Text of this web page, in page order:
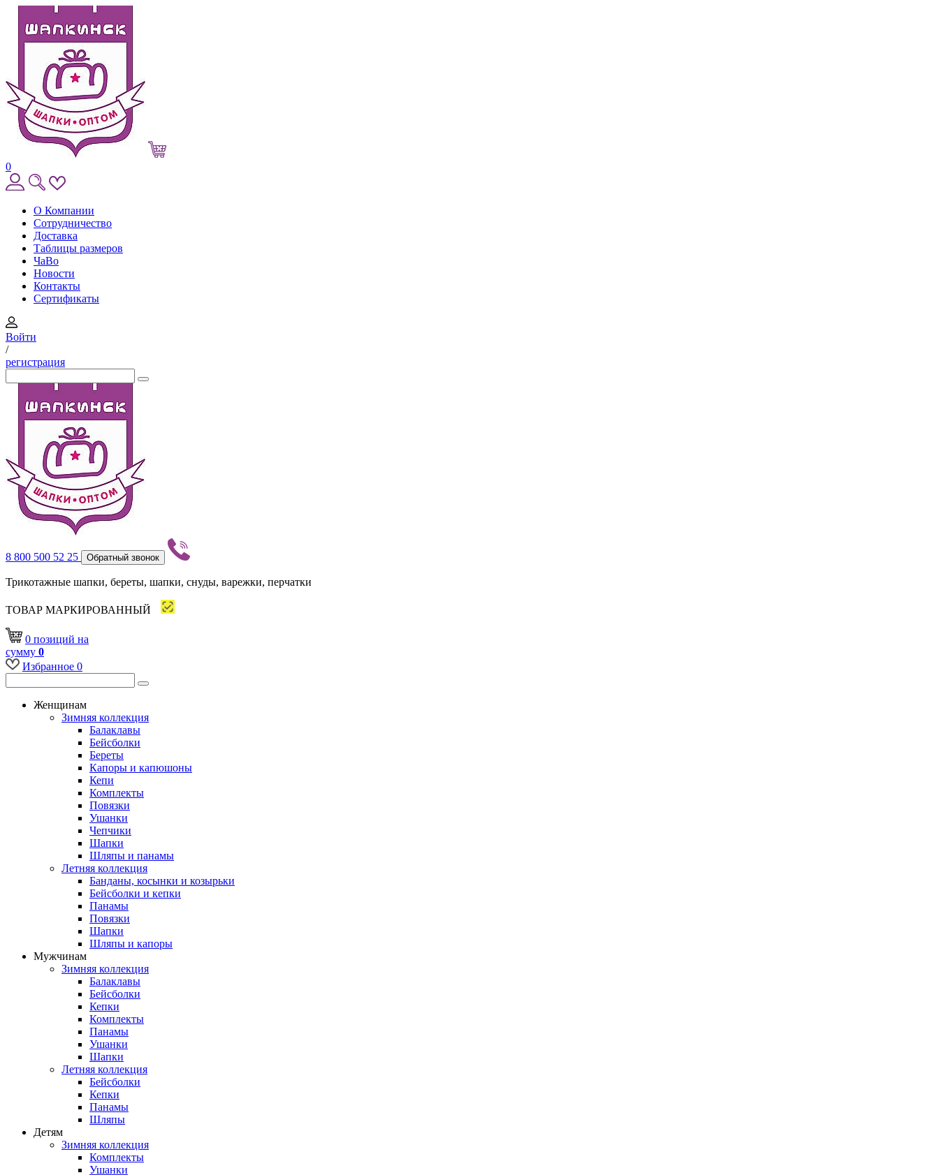
0
О Компании
Сотрудничество
Доставка
Таблицы размеров
ЧаВо
Новости
Контакты
Сертификаты
Войти
/
регистрация
8 800 500 52 25 Обратный звонок
Трикотажные шапки, береты, шапки, снуды, варежки, перчатки
ТОВАР МАРКИРОВАННЫЙ
0 позиций на
сумму 0
Избранное 0
Женщинам
Зимняя коллекция
Балаклавы
Бейсболки
Береты
Капоры и капюшоны
Кепи
Комплекты
Повязки
Ушанки
Чепчики
Шапки
Шляпы и панамы
Летняя коллекция
Банданы, косынки и козырьки
Бейсболки и кепки
Панамы
Повязки
Шапки
Шляпы и капоры
Мужчинам
Зимняя коллекция
Балаклавы
Бейсболки
Кепки
Комплекты
Панамы
Ушанки
Шапки
Летняя коллекция
Бейсболки
Кепки
Панамы
Шляпы
Детям
Зимняя коллекция
Комплекты
Ушанки